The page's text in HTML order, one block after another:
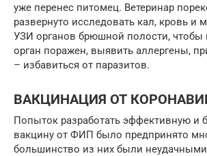
уже перенес питомец. Ветеринар
развернуто исследовать кал, кровь и
УЗИ органов брюшной полости, чтобы
орган поражен, выявить аллергены,
– избавиться от паразитов.
ВАКЦИНАЦИЯ ОТ
Попыток разработать эффективную и
вакцину от ФИП было предпринято
большинство из них были